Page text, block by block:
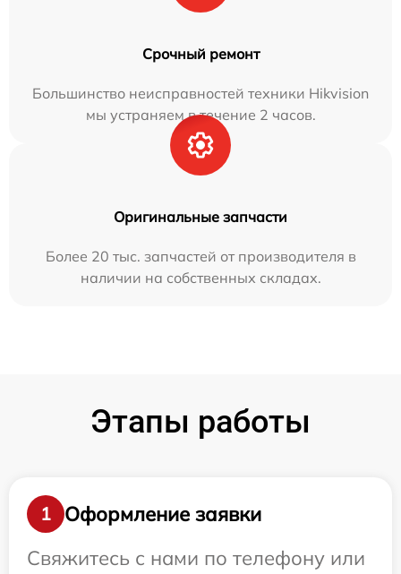
Срочный ремонт
Большинство неисправностей техники Hikvision
мы устраняем в течение 2 часов.
Оригинальные запчасти
Более 20 тыс. запчастей от производителя в
наличии на собственных складах.
Этапы работы
1
Оформление заявки
Свяжитесь с нами по телефону или